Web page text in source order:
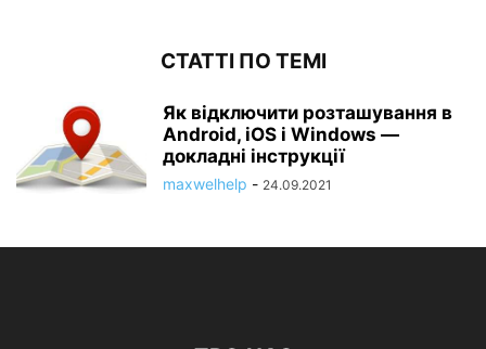
СТАТТІ ПО ТЕМІ
Як відключити розташування в
Android, iOS і Windows —
докладні інструкції
maxwelhelp - 24.09.2021